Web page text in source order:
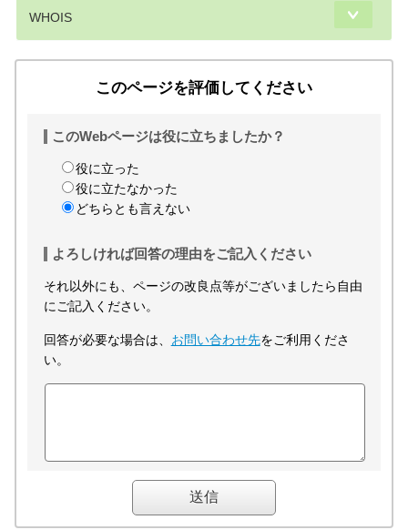
WHOIS
このページを評価してください
このWebページは役に立ちましたか？
役に立った
役に立たなかった
どちらとも言えない
よろしければ回答の理由をご記入ください
それ以外にも、ページの改良点等がございましたら自由
にご記入ください。
回答が必要な場合は、 お問い合わせ先をご利用くださ
い。